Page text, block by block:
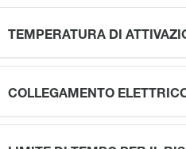
TEMPERATURA DI
COLLEGAMENTO